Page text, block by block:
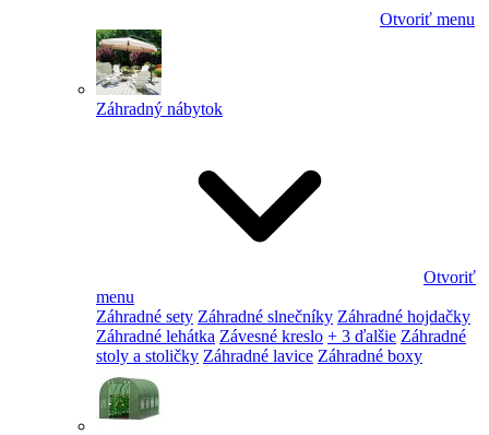
Otvoriť menu
Záhradný nábytok
Otvoriť
menu
Záhradné sety Záhradné slnečníky Záhradné hojdačky
Záhradné lehátka Závesné kreslo + 3 ďalšie Záhradné
stoly a stoličky Záhradné lavice Záhradné boxy